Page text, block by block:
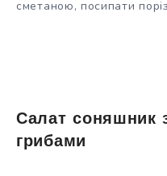
сметаною, посипати
Салат соняшник
грибами